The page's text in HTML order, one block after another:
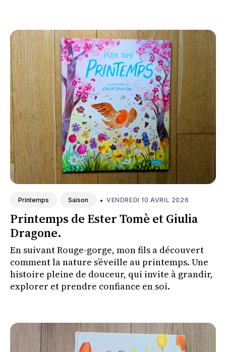
Printemps Saison • VENDREDI 10 AVRIL 2026
Printemps de Ester Tomè et Giulia
Dragone.
En suivant Rouge-gorge, mon fils a découvert
comment la nature s’éveille au printemps. Une
histoire pleine de douceur, qui invite à grandir,
explorer et prendre confiance en soi.